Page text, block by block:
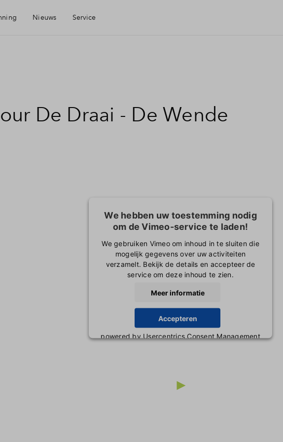
Nieuws Service
Financiele check
De Draai - De Wende
We hebben uw toestemming nodig
om de Vimeo-service te laden!
We gebruiken Vimeo om inhoud in te sluiten die
mogelijk gegevens over uw activiteiten
verzamelt. Bekijk de details en accepteer de
service om deze inhoud te zien.
Meer informatie
Accepteren
powered byUsercentrics Consent Management